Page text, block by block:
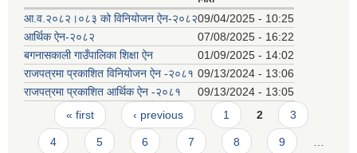
आ.व.२०८२।०८३ को विनियोजन ऐन-२०८२09/04/2025 - 10:25
आर्थिक ऐन-२०८२
07/08/2025 - 16:22
बगनासकाली गाउँपालिका शिक्षा ऐन
01/09/2025 - 14:02
राजपत्रमा प्रकाशित विनियोजन ऐन -२०८१ 09/13/2024 - 13:06
राजपत्रमा प्रकाशित आर्थिक ऐन -२०८१
09/13/2024 - 13:05
Pages
« first ‹ previous 1 2 3
4 5 6 7 8 9